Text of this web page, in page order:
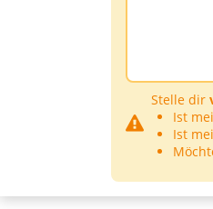
Stelle dir
Ist
Ist